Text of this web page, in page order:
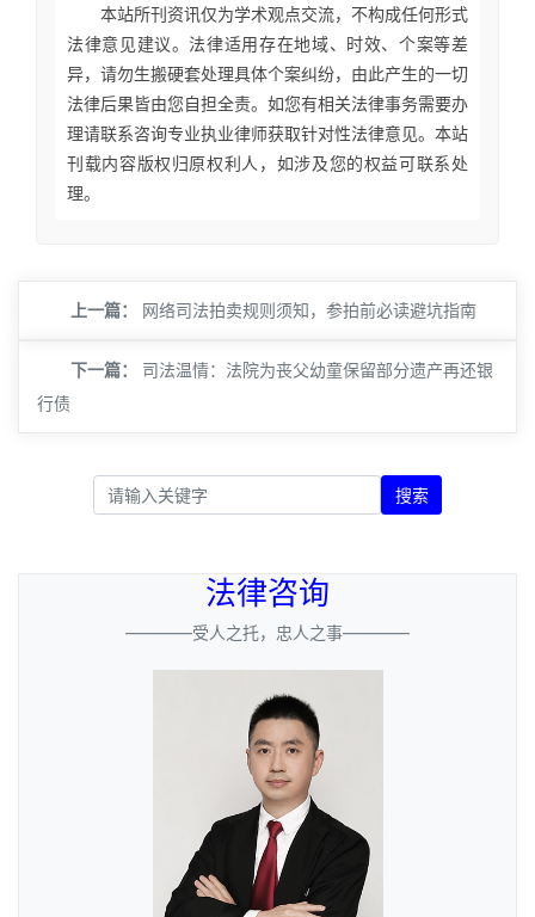
本站所刊资讯仅为学术观点交流，不构成任何形式
法律意见建议。法律适用存在地域、时效、个案等差
异，请勿生搬硬套处理具体个案纠纷，由此产生的一切
法律后果皆由您自担全责。如您有相关法律事务需要办
理请联系咨询专业执业律师获取针对性法律意见。本站
刊载内容版权归原权利人，如涉及您的权益可联系处
理。
上一篇： 网络司法拍卖规则须知，参拍前必读避坑指南
下一篇：
司法温情：法院为丧父幼童保留部分遗产再还银
行债
搜索
法律咨询
————受人之托，忠人之事————